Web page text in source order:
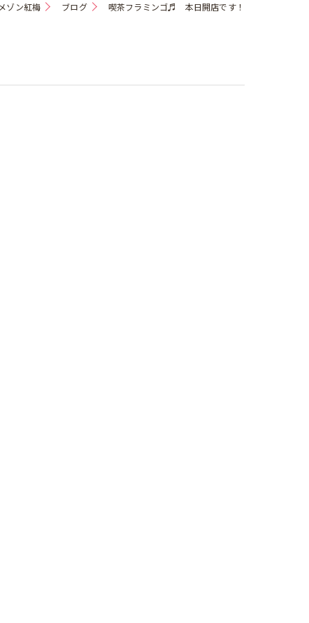
ゾン紅梅 ブログ 喫茶フラミンゴ♬ 本日開店です！